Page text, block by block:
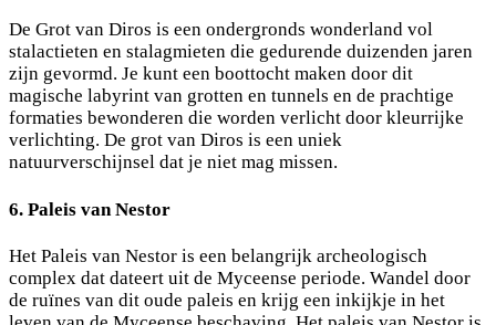
De Grot van Diros is een ondergronds wonderland vol
stalactieten en stalagmieten die gedurende duizenden jaren
zijn gevormd. Je kunt een boottocht maken door dit
magische labyrint van grotten en tunnels en de prachtige
formaties bewonderen die worden verlicht door kleurrijke
verlichting. De grot van Diros is een uniek
natuurverschijnsel dat je niet mag missen.
6. Paleis van Nestor
Het Paleis van Nestor is een belangrijk archeologisch
complex dat dateert uit de Myceense periode. Wandel door
de ruïnes van dit oude paleis en krijg een inkijkje in het